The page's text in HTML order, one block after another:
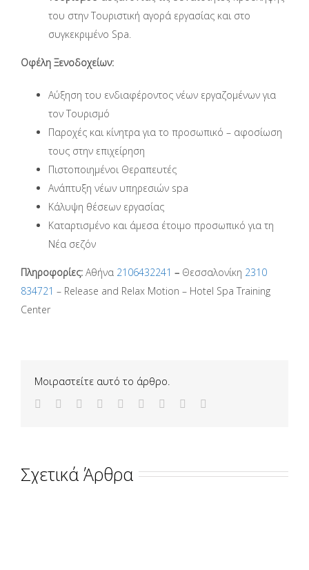
του στην Τουριστική αγορά εργασίας και στο
συγκεκριμένο Spa.
Οφέλη Ξενοδοχείων:
Αύξηση του ενδιαφέροντος νέων εργαζομένων για
τον Τουρισμό
Παροχές και κίνητρα για το προσωπικό – αφοσίωση
τους στην επιχείρηση
Πιστοποιημένοι Θεραπευτές
Ανάπτυξη νέων υπηρεσιών spa
Κάλυψη θέσεων εργασίας
Καταρτισμένο και άμεσα έτοιμο προσωπικό για τη
Νέα σεζόν
Πληροφορίες: Αθήνα 2106432241 – Θεσσαλονίκη 2310
834721 – Release and Relax Motion – Hotel Spa Training
Center
Μοιραστείτε αυτό το άρθρο.
Σχετικά Άρθρα